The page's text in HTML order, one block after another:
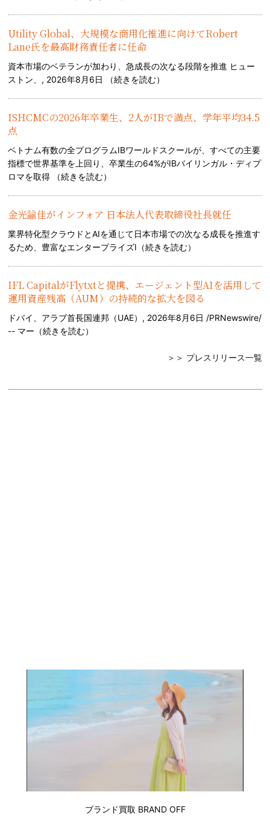
Utility Global、大規模な商用化推進に向けてRobert
Lane氏を最高財務責任者に任命
資本市場のベテランが加わり、急成長の次なる段階を推進 ヒュー
ストン、, 2026年8月6日 （続きを読む）
ISHCMCの2026年卒業生、2人がIBで満点、学年平均34.5
点
ベトナム有数の全プログラムIBワールドスクールが、すべての主要
指標で世界基準を上回り、卒業生の64%がIBバイリンガル・ディプ
ロマを取得 （続きを読む）
金光諭佳がインフォア 日本法人代表取締役社長就任
業界特化型クラウドとAIを通じて日本市場での次なる成長を推進す
るため、豊富なエンタープライズI（続きを読む）
IFL CapitalがFlytxtと提携、エージェント型AIを活用して
運用資産残高（AUM）の持続的な拡大を図る
ドバイ、アラブ首長国連邦（UAE）, 2026年8月6日 /PRNewswire/
-- マー（続きを読む）
＞＞ プレスリリース一覧
ブランド買取 BRAND OFF